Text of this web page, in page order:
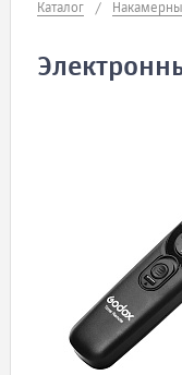
Каталог /